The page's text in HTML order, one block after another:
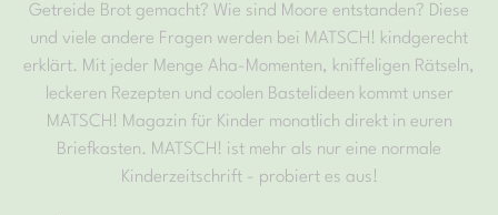
Getreide Brot gemacht? Wie sind Moore entstanden? Diese
und viele andere Fragen werden bei MATSCH! kindgerecht
erklärt. Mit jeder Menge Aha-Momenten, kniffeligen Rätseln,
leckeren Rezepten und coolen Bastelideen kommt unser
MATSCH! Magazin für Kinder monatlich direkt in euren
Briefkasten. MATSCH! ist mehr als nur eine normale
Kinderzeitschrift - probiert es aus!